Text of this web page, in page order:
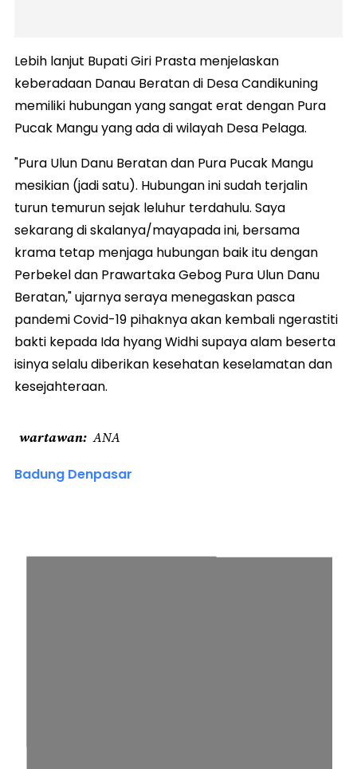
Lebih lanjut Bupati Giri Prasta menjelaskan
keberadaan Danau Beratan di Desa Candikuning
memiliki hubungan yang sangat erat dengan Pura
Pucak Mangu yang ada di wilayah Desa Pelaga.
"Pura Ulun Danu Beratan dan Pura Pucak Mangu
mesikian (jadi satu). Hubungan ini sudah terjalin
turun temurun sejak leluhur terdahulu. Saya
sekarang di skalanya/mayapada ini, bersama
krama tetap menjaga hubungan baik itu dengan
Perbekel dan Prawartaka Gebog Pura Ulun Danu
Beratan," ujarnya seraya menegaskan pasca
pandemi Covid-19 pihaknya akan kembali ngerastiti
bakti kepada Ida hyang Widhi supaya alam beserta
isinya selalu diberikan kesehatan keselamatan dan
kesejahteraan.
wartawan ANA
Badung Denpasar